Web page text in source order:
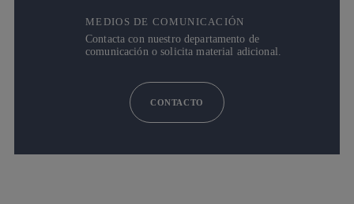
MEDIOS DE COMUNICACIÓN
Contacta con nuestro departamento de
comunicación o solicita material adicional.
CONTACTO